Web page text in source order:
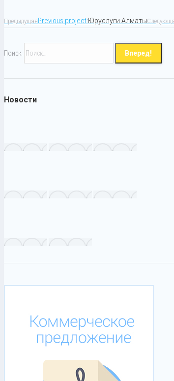
ПредыдущаяPrevious project:Юруслуги Алматы
Поиск:
Новости